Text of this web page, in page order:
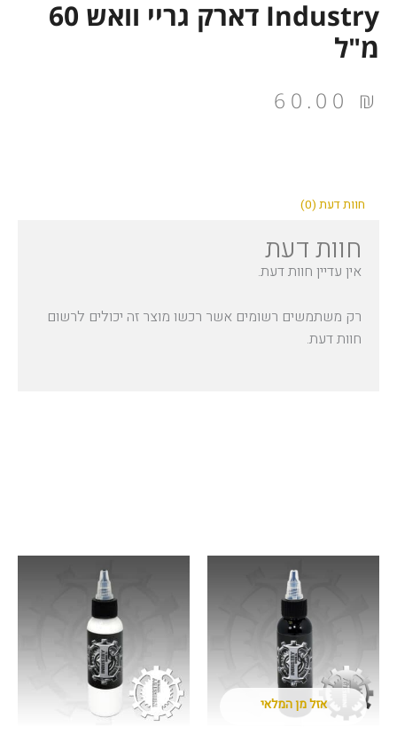
Industry דארק גריי וואש 60
מ"ל
60.00 ₪
חוות דעת (0)
חוות דעת
אין עדיין חוות דעת.
רק משתמשים רשומים אשר רכשו מוצר זה יכולים לרשום
חוות דעת.
אזל מן המלאי